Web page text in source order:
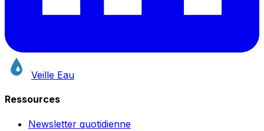
Veille Eau
Ressources
Newsletter quotidienne